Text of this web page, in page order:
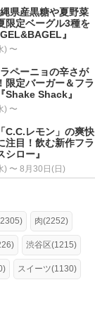
県産黒糖や夏野菜
限定ベーグル3種を
』
) 〜
ペーニョの辛さが
限定バーガー＆フラ
Shake Shack』
) 〜
C.C.レモン」の爽快
注目！飲む新作フラ
シロー』
) 〜 8月30日(日)
肉(2252)
渋谷区(1215)
スイーツ(1130)